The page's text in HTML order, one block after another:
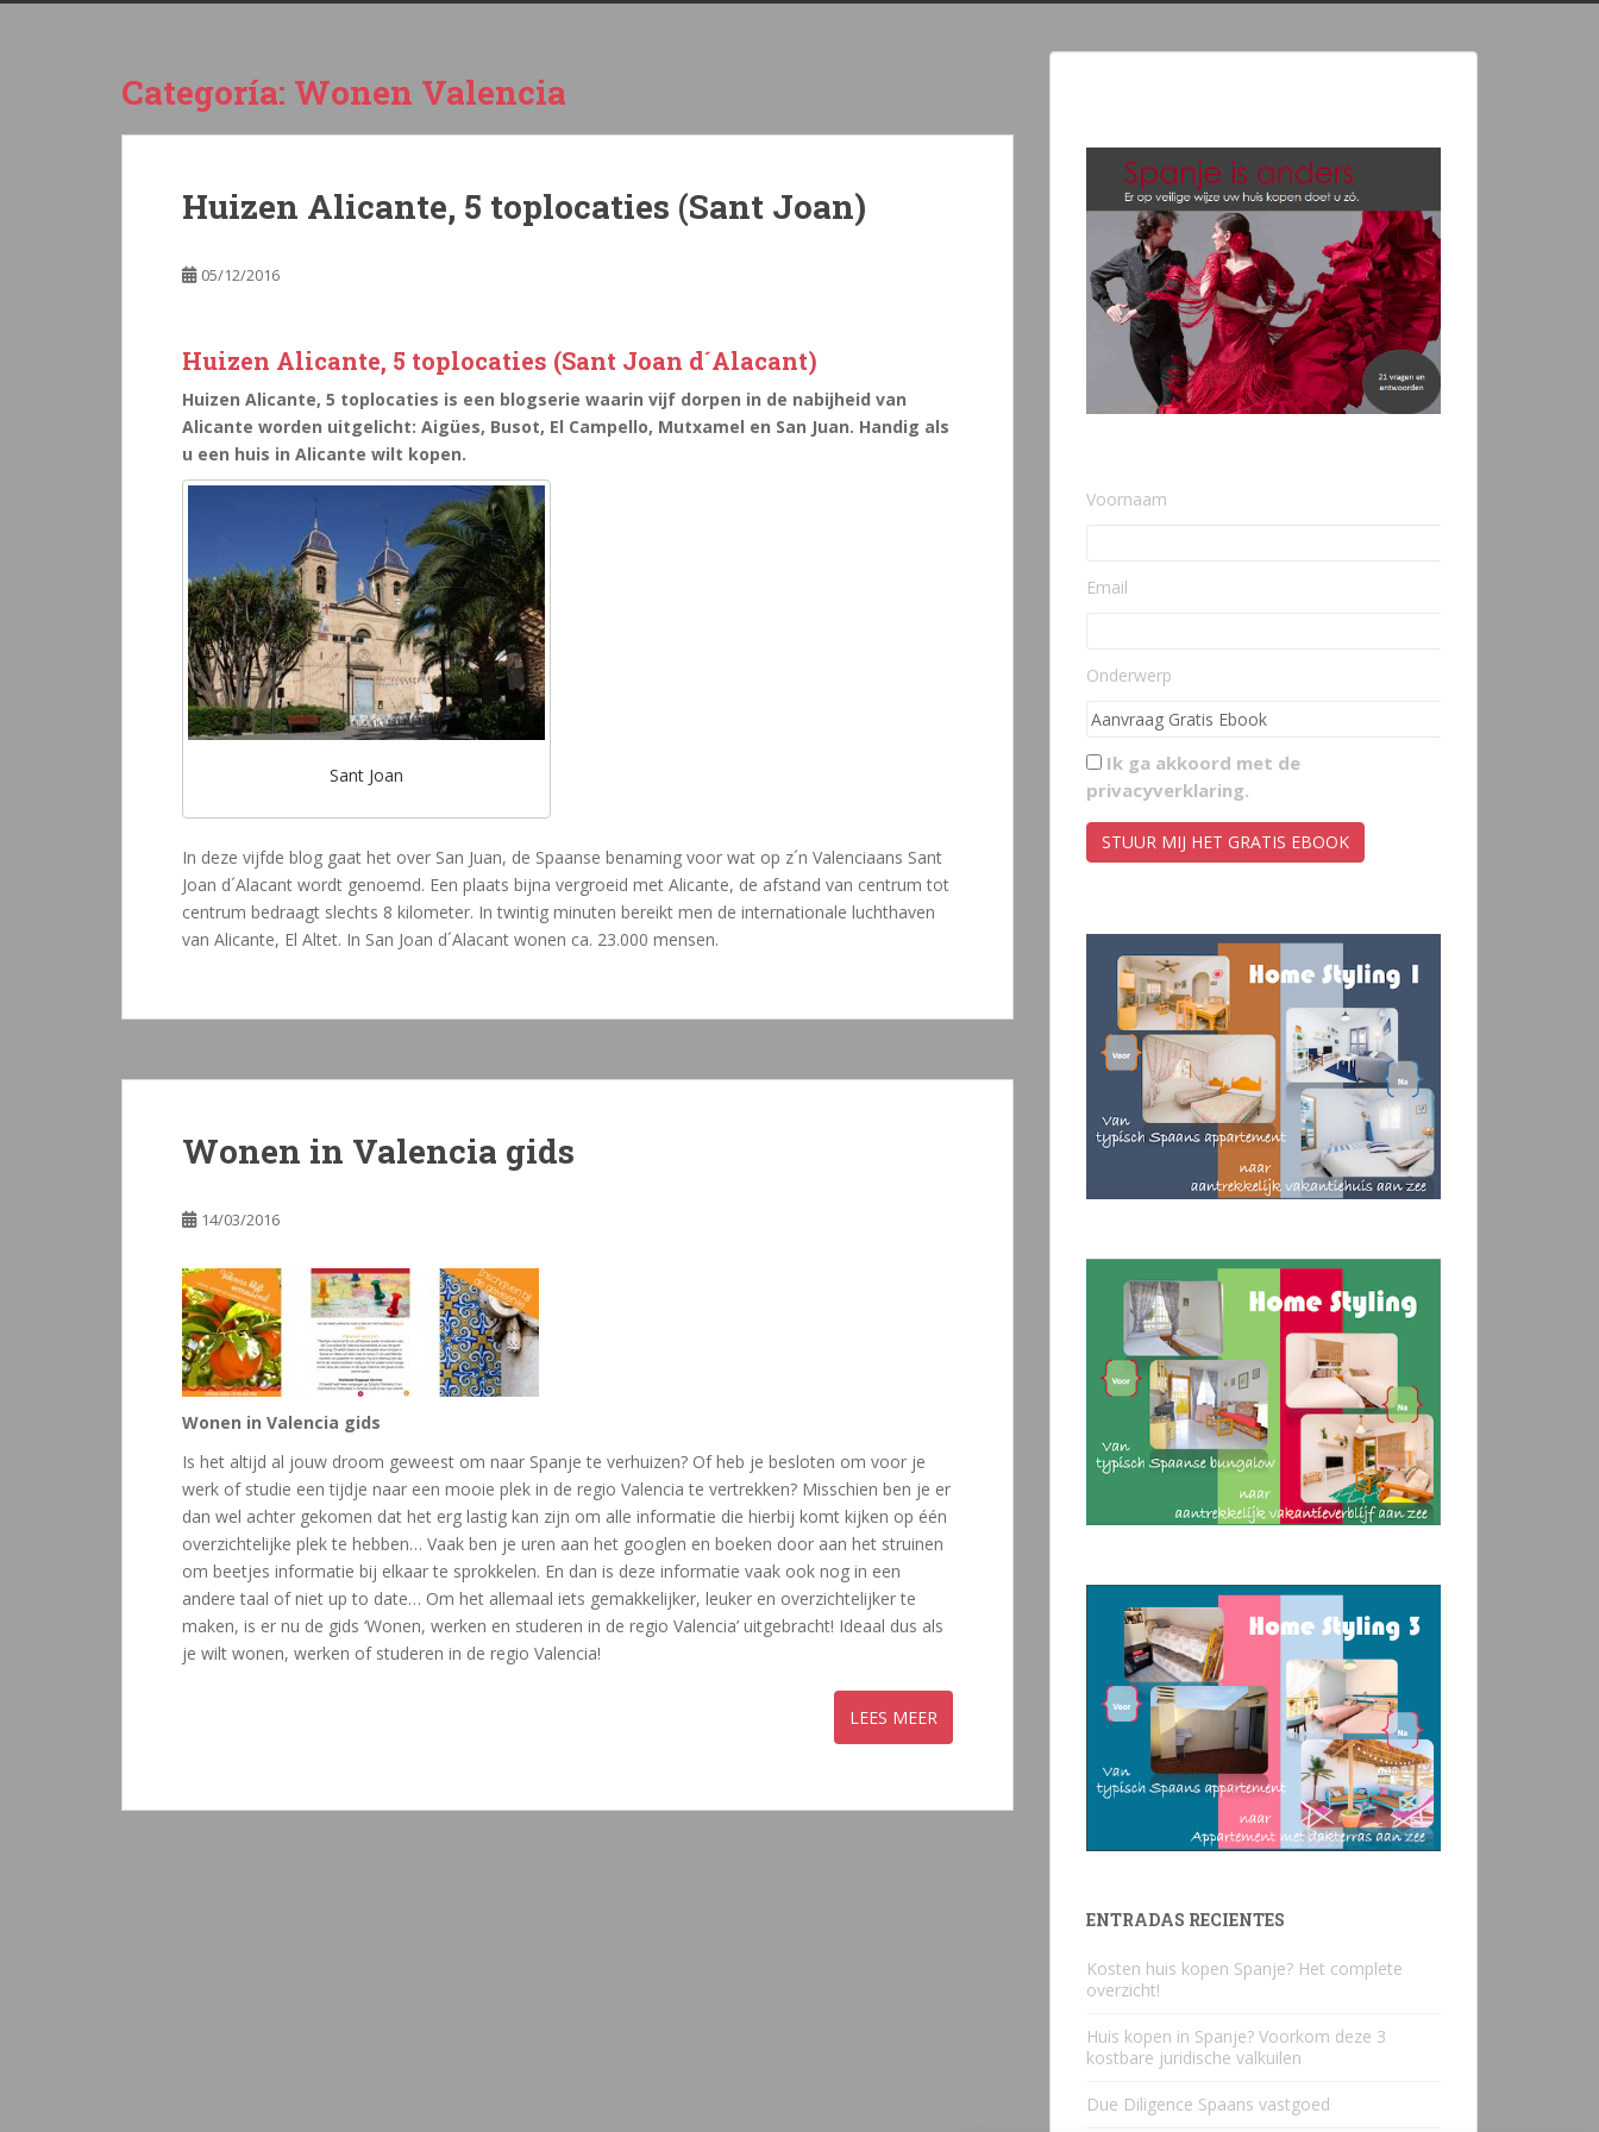
Categoría: Wonen Valencia
Huizen Alicante, 5 toplocaties (Sant Joan)
05/12/2016
Huizen Alicante, 5 toplocaties (Sant Joan d´Alacant)
Huizen Alicante, 5 toplocaties is een blogserie waarin vijf dorpen in de nabijheid van
Alicante worden uitgelicht: Aigües, Busot, El Campello, Mutxamel en San Juan. Handig als
u een huis in Alicante wilt kopen.
Sant Joan
In deze vijfde blog gaat het over San Juan, de Spaanse benaming voor wat op z´n Valenciaans Sant
Joan d´Alacant wordt genoemd. Een plaats bijna vergroeid met Alicante, de afstand van centrum tot
centrum bedraagt slechts 8 kilometer. In twintig minuten bereikt men de internationale luchthaven
van Alicante, El Altet. In San Joan d´Alacant wonen ca. 23.000 mensen.
Wonen in Valencia gids
14/03/2016
Wonen in Valencia gids
Is het altijd al jouw droom geweest om naar Spanje te verhuizen? Of heb je besloten om voor je
werk of studie een tijdje naar een mooie plek in de regio Valencia te vertrekken? Misschien ben je er
dan wel achter gekomen dat het erg lastig kan zijn om alle informatie die hierbij komt kijken op één
overzichtelijke plek te hebben… Vaak ben je uren aan het googlen en boeken door aan het struinen
om beetjes informatie bij elkaar te sprokkelen. En dan is deze informatie vaak ook nog in een
andere taal of niet up to date… Om het allemaal iets gemakkelijker, leuker en overzichtelijker te
maken, is er nu de gids ‘Wonen, werken en studeren in de regio Valencia’ uitgebracht! Ideaal dus als
je wilt wonen, werken of studeren in de regio Valencia!
Voornaam
Email
Onderwerp
Ik ga akkoord met de
privacyverklaring.
ENTRADAS RECIENTES
Kosten huis kopen Spanje? Het complete
overzicht!
Huis kopen in Spanje? Voorkom deze 3
kostbare juridische valkuilen
Due Diligence Spaans vastgoed